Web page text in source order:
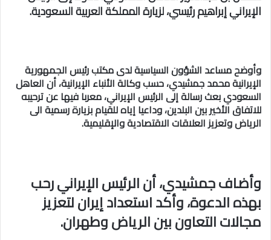
الإيراني إبراهيم رئيسي، لزيارة المملكة العربية السعودية.
وأوضح مساعد الشؤون السياسية لدى مكتب رئيس الجمهورية
الإيرانية محمد جمشيدي، حسب وكالة الأنباء الإيرانية، أن العاهل
السعودي بعث رسالة إلى الرئيس الإيراني، معربا فيها عن ترحيبه
للاتفاق الأخير بين البلدين، وداعيا إياه للقيام بزيارة رسمية الى
الرياض وتعزيز العلاقات الاقتصادية والإقليمية.
وأضاف جمشيدي، أن الرئيس الإيراني رحب
بهذه الدعوة، وأكد استعداد إيران لتعزيز
مجالات التعاون بين الرياض وطهران.